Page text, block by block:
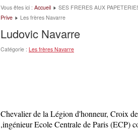
Vous êtes ici : Accueil SES FRERES AUX
Prive
Les frères Navarre
Ludovic Navarre
Catégorie : Les frères Navarre
(En
Ludovic
Chevalier de la Légion d'honneur, Croix
,ingénieur Ecole Centrale de Paris (ECP)